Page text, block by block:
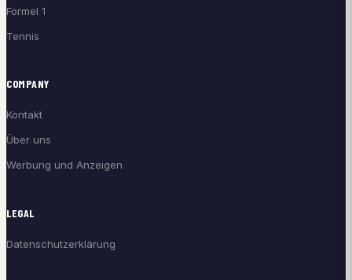
Formel 1
Tennis
COMPANY
Kontakt
Über uns
Werbung und Anzeigen
LEGAL
Datenschutzerklärung